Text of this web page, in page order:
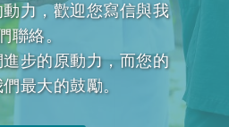
力，歡迎您寫信與我
聯絡。
步的原動力，而您的
最大的鼓勵。